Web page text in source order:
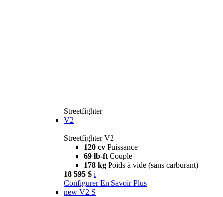
Streetfighter
V2
Streetfighter V2
120 cv Puissance
69 lb-ft Couple
178 kg Poids à vide (sans carburant)
18 595 $ i
Configurer En Savoir Plus
new V2 S